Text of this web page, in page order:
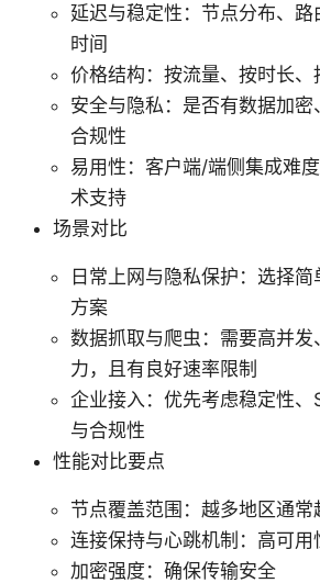
延迟与稳定性：节点分布、
时间
价格结构：按流量、按时长、
安全与隐私：是否有数据加密
合规性
易用性：客户端/端侧集成难
术支持
场景对比
日常上网与隐私保护：选择
方案
数据抓取与爬虫：需要高并发
力，且有良好速率限制
企业接入：优先考虑稳定性
与合规性
性能对比要点
节点覆盖范围：越多地区通常
连接保持与心跳机制：高可用
加密强度：确保传输安全